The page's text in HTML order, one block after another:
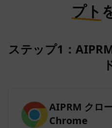
プト
ステップ1：
AIPRM クロ
Chrome